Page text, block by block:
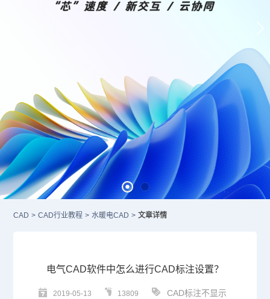
CAD > CAD行业教程 > 水暖电CAD > 文章详情
电气CAD软件中怎么进行CAD标注设置？
2019-05-13 13809 CAD标注不显示